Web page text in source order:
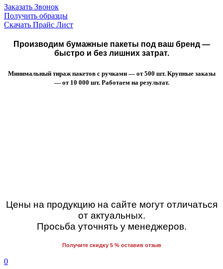
Заказать Звонок
Получить образцы
Скачать Прайс Лист
Производим бумажные пакеты под ваш бренд —
быстро и без лишних затрат.
Минимальный тираж пакетов с ручками — от 500 шт. Крупные заказы
— от 10 000 шт. Работаем на результат.
Цены на продукцию на сайте могут отличаться
от актуальных.
Просьба уточнять у менеджеров.
Получите скидку 5 % оставив отзыв
0